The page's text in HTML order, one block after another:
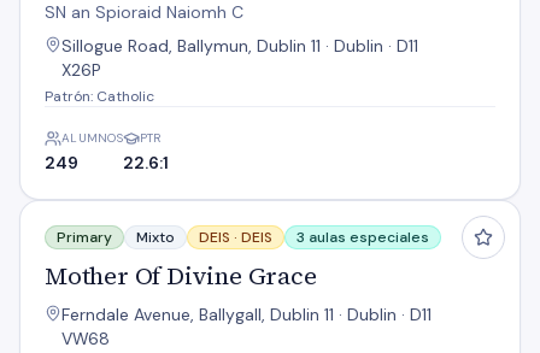
SN an Spioraid Naiomh C
Sillogue Road, Ballymun, Dublin 11 · Dublin · D11
X26P
Patrón: Catholic
ALUMNOS
249
PTR
22.6:1
Mother Of Divine Grace
Primary Mixto DEIS · DEIS 3 aulas especiales
Mother Of Divine Grace
Ferndale Avenue, Ballygall, Dublin 11 · Dublin · D11
VW68